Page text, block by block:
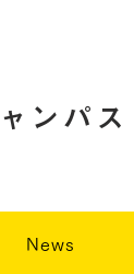
ンパス
News